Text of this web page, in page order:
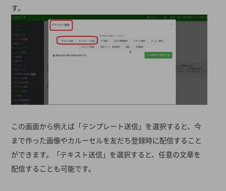
す。
この画面から例えば「テンプレート送信」を選択すると、今
まで作った画像やカルーセルを友だち登録時に配信すること
ができます。「テキスト送信」を選択すると、任意の文章を
配信することも可能です。